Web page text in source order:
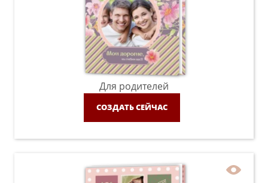
Для родителей
СОЗДАТЬ СЕЙЧАС